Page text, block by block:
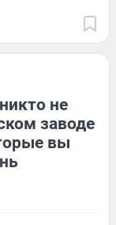
не
заводе
вы